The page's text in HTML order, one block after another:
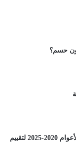
حسم؟
مركز البيدر يطلق تقريره للأعوام 2020-2025 لتقييم